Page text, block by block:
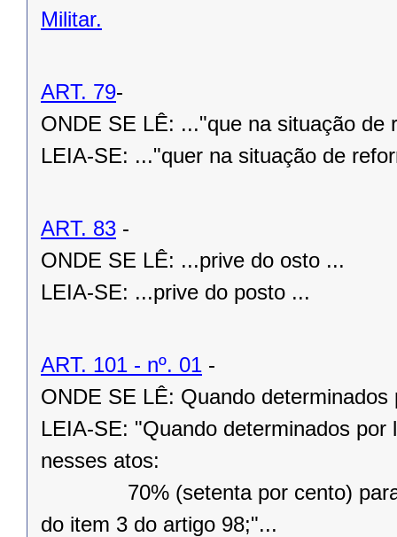
Militar.
ART. 79-
ONDE SE LÊ: ..."que na situação de
LEIA-SE: ..."quer na situação de
ART. 83 -
ONDE SE LÊ: ...prive do osto ...
LEIA-SE: ...prive do posto ...
ART. 101 - nº. 01 -
ONDE SE LÊ: Quando determinados
LEIA-SE: "Quando determinados
nesses atos:
70% (setenta por cento) para
do item 3 do artigo 98;"...